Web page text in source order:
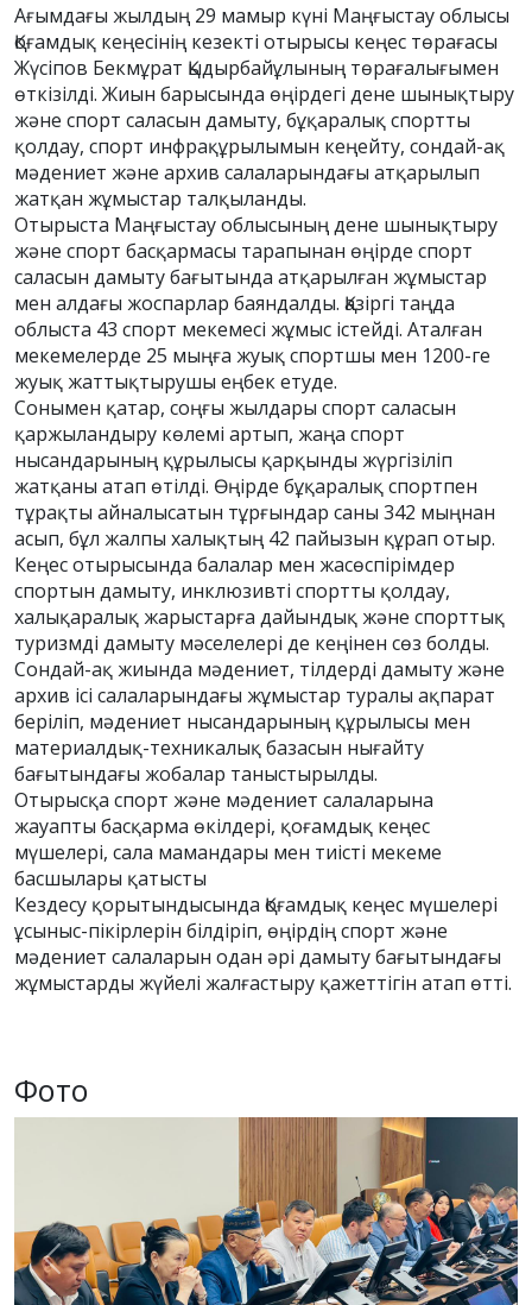
Ағымдағы жылдың 29 мамыр күні Маңғыстау облысы
Қоғамдық кеңесінің кезекті отырысы кеңес төрағасы
Жүсіпов Бекмұрат Қыдырбайұлының төрағалығымен
өткізілді. Жиын барысында өңірдегі дене шынықтыру
және спорт саласын дамыту, бұқаралық спортты
қолдау, спорт инфрақұрылымын кеңейту, сондай-ақ
мәдениет және архив салаларындағы атқарылып
жатқан жұмыстар талқыланды.
Отырыста Маңғыстау облысының дене шынықтыру
және спорт басқармасы тарапынан өңірде спорт
саласын дамыту бағытында атқарылған жұмыстар
мен алдағы жоспарлар баяндалды. Қазіргі таңда
облыста 43 спорт мекемесі жұмыс істейді. Аталған
мекемелерде 25 мыңға жуық спортшы мен 1200-ге
жуық жаттықтырушы еңбек етуде.
Сонымен қатар, соңғы жылдары спорт саласын
қаржыландыру көлемі артып, жаңа спорт
нысандарының құрылысы қарқынды жүргізіліп
жатқаны атап өтілді. Өңірде бұқаралық спортпен
тұрақты айналысатын тұрғындар саны 342 мыңнан
асып, бұл жалпы халықтың 42 пайызын құрап отыр.
Кеңес отырысында балалар мен жасөспірімдер
спортын дамыту, инклюзивті спортты қолдау,
халықаралық жарыстарға дайындық және спорттық
туризмді дамыту мәселелері де кеңінен сөз болды.
Сондай-ақ жиында мәдениет, тілдерді дамыту және
архив ісі салаларындағы жұмыстар туралы ақпарат
беріліп, мәдениет нысандарының құрылысы мен
материалдық-техникалық базасын нығайту
бағытындағы жобалар таныстырылды.
Отырысқа спорт және мәдениет салаларына
жауапты басқарма өкілдері, қоғамдық кеңес
мүшелері, сала мамандары мен тиісті мекеме
басшылары қатысты
Кездесу қорытындысында Қоғамдық кеңес мүшелері
ұсыныс-пікірлерін білдіріп, өңірдің спорт және
мәдениет салаларын одан әрі дамыту бағытындағы
жұмыстарды жүйелі жалғастыру қажеттігін атап өтті.
Фото
Previous Next